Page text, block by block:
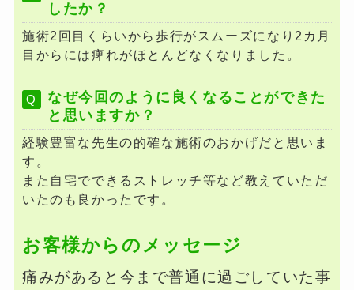
したか？
施術2回目くらいから歩行がスムーズになり2カ月
目からには痺れがほとんどなくなりました。
なぜ今回のように良くなることができた
と思いますか？
経験豊富な先生の的確な施術のおかげだと思いま
す。
また自宅でできるストレッチ等など教えていただ
いたのも良かったです。
お客様からのメッセージ
痛みがあると今まで普通に過ごしていた事